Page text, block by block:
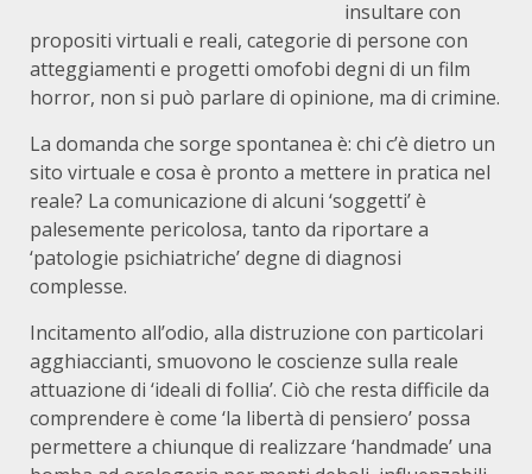
insultare con
propositi virtuali e reali, categorie di persone con
atteggiamenti e progetti omofobi degni di un film
horror, non si può parlare di opinione, ma di crimine.
La domanda che sorge spontanea è: chi c’è dietro un
sito virtuale e cosa è pronto a mettere in pratica nel
reale? La comunicazione di alcuni ‘soggetti’ è
palesemente pericolosa, tanto da riportare a
‘patologie psichiatriche’ degne di diagnosi
complesse.
Incitamento all’odio, alla distruzione con particolari
agghiaccianti, smuovono le coscienze sulla reale
attuazione di ‘ideali di follia’. Ciò che resta difficile da
comprendere è come ‘la libertà di pensiero’ possa
permettere a chiunque di realizzare ‘handmade’ una